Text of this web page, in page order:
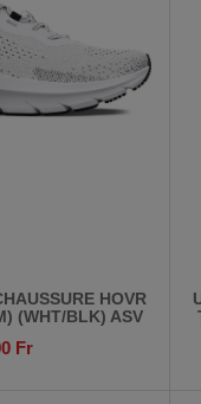
HOVR
(WHT/BLK) ASV
Fr